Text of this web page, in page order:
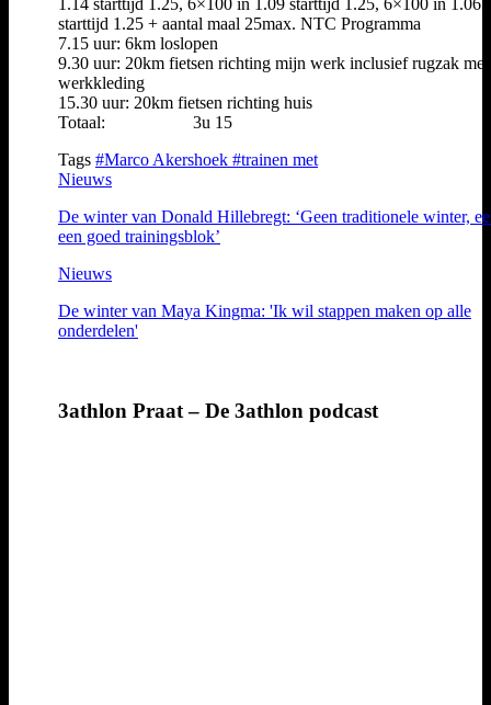
starttijd 1.25 + aantal maal 25max. NTC Programma
7.15 uur: 6km loslopen
9.30 uur: 20km fietsen richting mijn werk inclusief rugzak met
werkkleding
15.30 uur: 20km fietsen richting huis
Totaal: 3u 15
Tags #Marco Akershoek #trainen met
Nieuws
De winter van Donald Hillebregt: ‘Geen traditionele winter,
een goed trainingsblok’
Nieuws
De winter van Maya Kingma: 'Ik wil stappen maken op alle
onderdelen'
3athlon Praat – De 3athlon podcast